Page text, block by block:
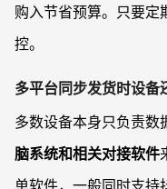
购入节省预算。只要定
控。
多平台同步发货时设备
多数设备本身只负责数
脑系统和相关对接软件
单软件，一般同时支持